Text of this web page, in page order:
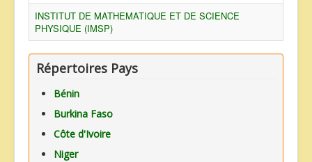
INSTITUT DE MATHEMATIQUE ET DE SCIENCE
PHYSIQUE (IMSP)
Répertoires Pays
Bénin
Burkina Faso
Côte d'Ivoire
Niger